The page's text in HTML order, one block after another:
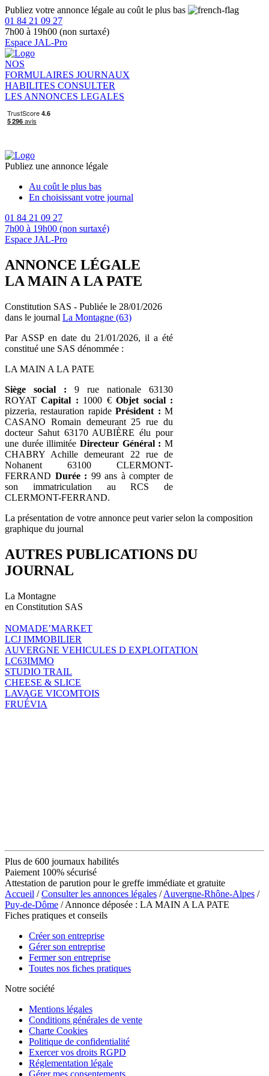
Publiez votre annonce légale au coût le plus bas
01 84 21 09 27
7h00 à 19h00 (non surtaxé)
Espace JAL-Pro
NOS
FORMULAIRES JOURNAUX
HABILITES CONSULTER
LES ANNONCES LEGALES
Publiez une annonce légale
Au coût le plus bas
En choisissant votre journal
01 84 21 09 27
7h00 à 19h00 (non surtaxé)
Espace JAL-Pro
ANNONCE LÉGALE
LA MAIN A LA PATE
Constitution SAS - Publiée le 28/01/2026
dans le journal La Montagne (63)
Par ASSP en date du 21/01/2026, il a été
constitué une SAS dénommée :
LA MAIN A LA PATE
Siège social : 9 rue nationale 63130
ROYATCapital : 1000 €Objet social :
pizzeria, restauration rapidePrésident : M
CASANO Romain demeurant 25 rue du
docteur Sahut 63170 AUBIÈRE élu pour
une durée illimitée Directeur Général : M
CHABRY Achille demeurant 22 rue de
Nohanent 63100 CLERMONT-
FERRAND Durée : 99 ans à compter de
son immatriculation au RCS de
CLERMONT-FERRAND.
La présentation de votre annonce peut varier selon la composition
graphique du journal
AUTRES PUBLICATIONS DU
JOURNAL
La Montagne
en Constitution SAS
NOMADE’MARKET
LCJ IMMOBILIER
AUVERGNE VEHICULES D EXPLOITATION
LC63IMMO
STUDIO TRAIL
CHEESE & SLICE
LAVAGE VICOMTOIS
FRUÉVIA
Plus de 600 journaux habilités
Paiement 100% sécurisé
Attestation de parution pour le greffe immédiate et gratuite
Accueil /Consulter les annonces légales /Auvergne-Rhône-Alpes /
Puy-de-Dôme / Annonce déposée : LA MAIN A LA PATE
Fiches pratiques et conseils
Créer son entreprise
Gérer son entreprise
Fermer son entreprise
Toutes nos fiches pratiques
Notre société
Mentions légales
Conditions générales de vente
Charte Cookies
Politique de confidentialité
Exercer vos droits RGPD
Réglementation légale
Gérer mes consentements